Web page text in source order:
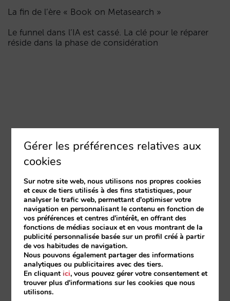
La fin de l’ère « Book on Metasearch »
Le funnel dans l’IA est cassé. La clé pour le réparer
réside dans la phase de considération
Gérer les préférences relatives aux
cookies
Sur notre site web, nous utilisons nos propres cookies
et ceux de tiers utilisés à des fins statistiques, pour
analyser le trafic web, permettant d'optimiser votre
navigation en personnalisant le contenu en fonction de
vos préférences et centres d'intérêt, en offrant des
fonctions de médias sociaux et en vous montrant de la
publicité personnalisée basée sur un profil créé à partir
de vos habitudes de navigation.
Nous pouvons également partager des informations
analytiques ou publicitaires avec des tiers.
En cliquantici, vous pouvez gérer votre consentement et
trouver plus d'informations sur les cookies que nous
utilisons.